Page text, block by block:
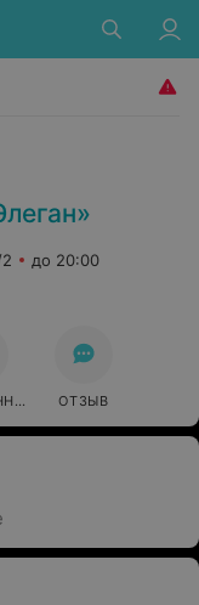
до 20:00
ОТЗЫВ